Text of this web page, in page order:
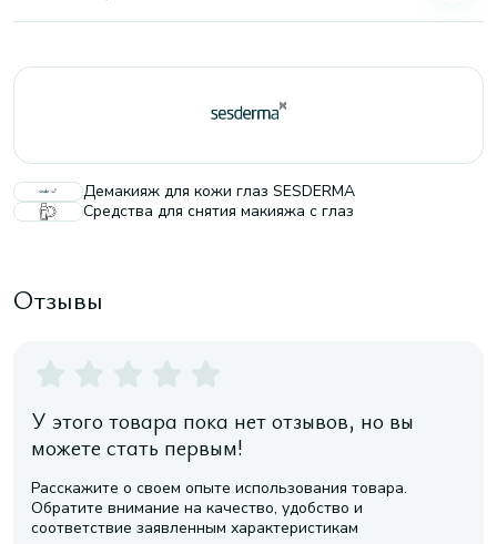
Демакияж для кожи глаз SESDERMA
Средства для снятия макияжа с глаз
Отзывы
У этого товара пока нет отзывов, но вы
можете стать первым!
Расскажите о своем опыте использования товара.
Обратите внимание на качество, удобство и
соответствие заявленным характеристикам